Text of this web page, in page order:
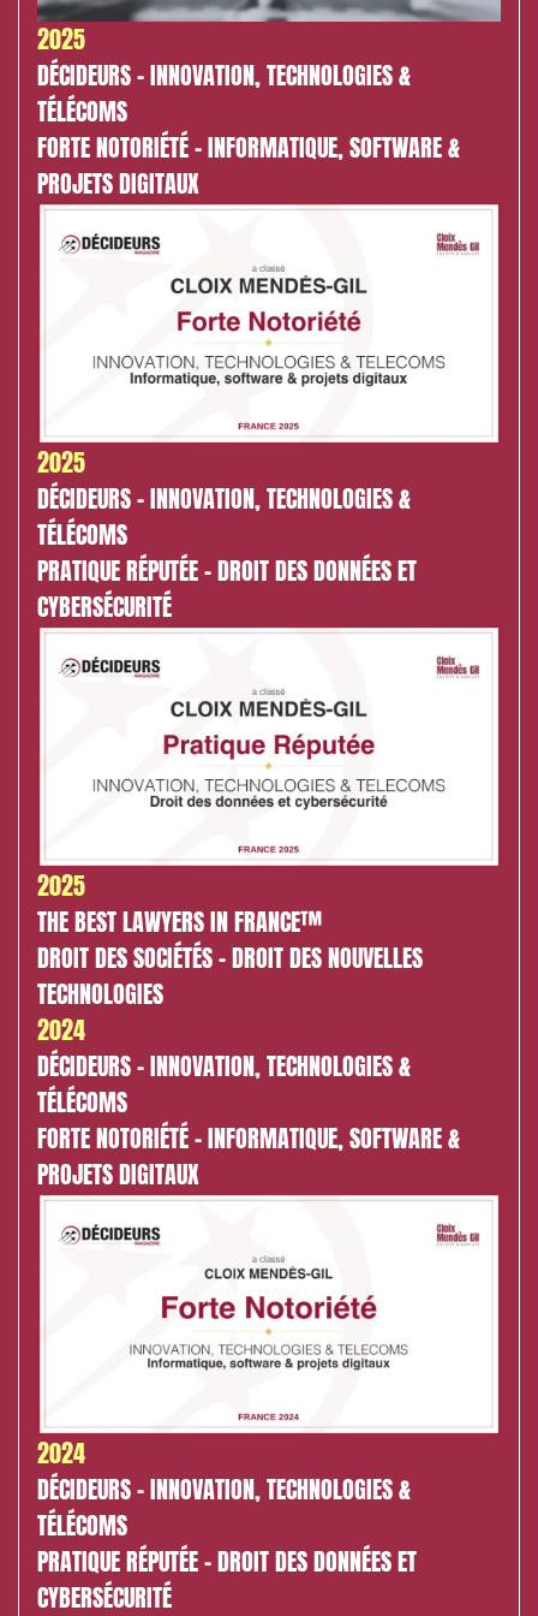
2025
DÉCIDEURS - INNOVATION, TECHNOLOGIES &
TÉLÉCOMS
FORTE NOTORIÉTÉ - INFORMATIQUE, SOFTWARE &
PROJETS DIGITAUX
2025
DÉCIDEURS - INNOVATION, TECHNOLOGIES &
TÉLÉCOMS
PRATIQUE RÉPUTÉE - DROIT DES DONNÉES ET
CYBERSÉCURITÉ
2025
THE BEST LAWYERS IN FRANCE™
DROIT DES SOCIÉTÉS - DROIT DES NOUVELLES
TECHNOLOGIES
2024
DÉCIDEURS - INNOVATION, TECHNOLOGIES &
TÉLÉCOMS
FORTE NOTORIÉTÉ - INFORMATIQUE, SOFTWARE &
PROJETS DIGITAUX
2024
DÉCIDEURS - INNOVATION, TECHNOLOGIES &
TÉLÉCOMS
PRATIQUE RÉPUTÉE - DROIT DES DONNÉES ET
CYBERSÉCURITÉ
Relations commerciales et contrats
Associations et acteurs de l’économie sociale et
solidaire